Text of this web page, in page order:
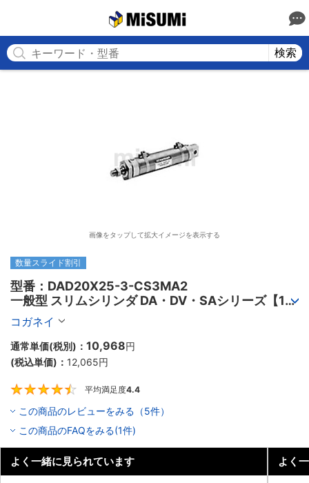
検索
画像をタップして拡大イメージを表示する
数量スライド割引
型番：DAD20X25-3-CS3MA2
一般型 スリムシリンダ DA・DV・SAシリーズ【1～
10個入り】
コガネイ
通常単価(税別)： 10,968円
(税込単価)： 12,065円
平均満足度4.4
この商品のレビューをみる（5件）
この商品のFAQをみる(1件)
よく一緒に見られています よく